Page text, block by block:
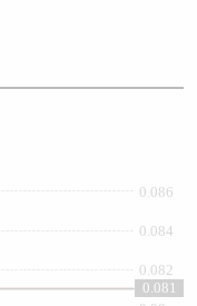
0.082
0.084
0.086
0.081